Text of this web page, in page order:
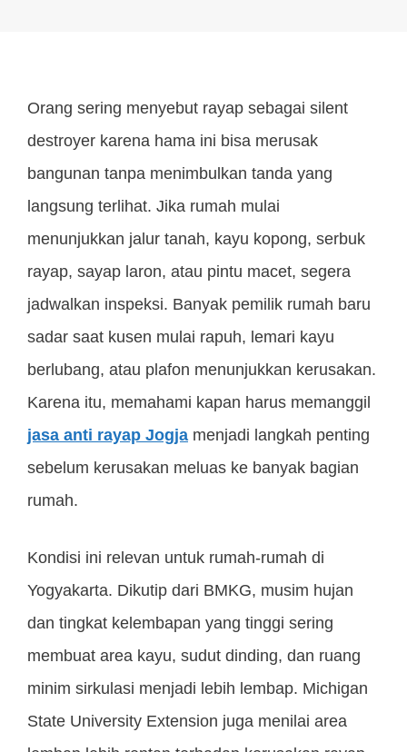
Orang sering menyebut rayap sebagai silent
destroyer karena hama ini bisa merusak
bangunan tanpa menimbulkan tanda yang
langsung terlihat. Jika rumah mulai
menunjukkan jalur tanah, kayu kopong, serbuk
rayap, sayap laron, atau pintu macet, segera
jadwalkan inspeksi. Banyak pemilik rumah baru
sadar saat kusen mulai rapuh, lemari kayu
berlubang, atau plafon menunjukkan kerusakan.
Karena itu, memahami kapan harus memanggil
jasa anti rayap Jogja menjadi langkah penting
sebelum kerusakan meluas ke banyak bagian
rumah.
Kondisi ini relevan untuk rumah-rumah di
Yogyakarta. Dikutip dari BMKG, musim hujan
dan tingkat kelembapan yang tinggi sering
membuat area kayu, sudut dinding, dan ruang
minim sirkulasi menjadi lebih lembap. Michigan
State University Extension juga menilai area